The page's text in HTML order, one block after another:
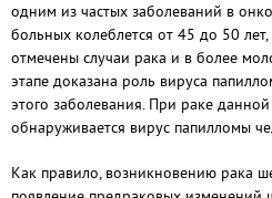
одним из частых заболеваний в
больных колеблется от 45 до 50
отмечены случаи рака и в более
этапе доказана роль вируса
этого заболевания. При раке
обнаруживается вирус папилломы
Как правило, возникновению рака